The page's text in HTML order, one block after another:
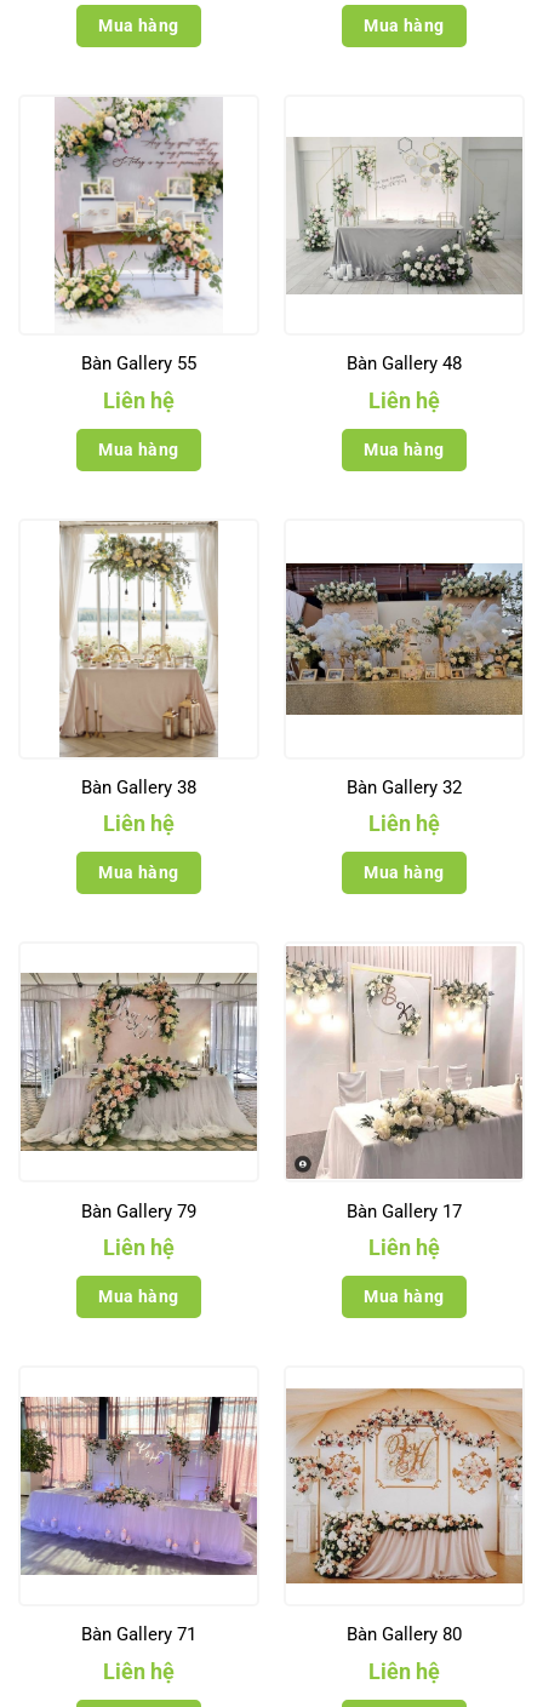
Mua hàng Mua hàng
Bàn Gallery 55
Liên hệ
Mua hàng
Bàn Gallery 48
Liên hệ
Mua hàng
Bàn Gallery 38
Liên hệ
Mua hàng
Bàn Gallery 32
Liên hệ
Mua hàng
Bàn Gallery 79
Liên hệ
Mua hàng
Bàn Gallery 17
Liên hệ
Mua hàng
Bàn Gallery 71
Liên hệ
Bàn Gallery 80
Liên hệ